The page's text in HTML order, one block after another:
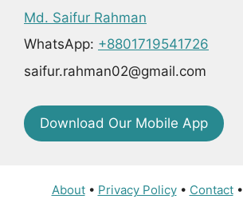
Md. Saifur Rahman
WhatsApp: +8801719541726
saifur.rahman02@gmail.com
Download Our Mobile App
About• Privacy Policy• Contact•